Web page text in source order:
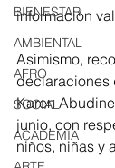
BIENESTAR
AMBIENTAL
AFRO
SOCIAL
ACADEMIA
información
Asimismo,
declaraciones
Karen
junio, con
niños, niñas y